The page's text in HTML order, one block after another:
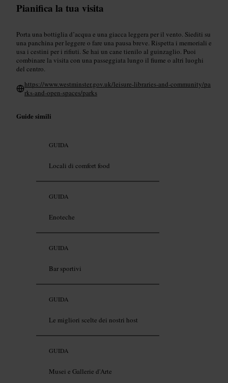
Pianifica la tua visita
Porta una bottiglia d’acqua e una giacca leggera per il vento. Siediti su
una panchina per leggere o fare una pausa breve. Rispetta i memoriali e
usa i cestini per i rifiuti. Se hai un cane tienilo al guinzaglio. Puoi
combinare la visita con una passeggiata lungo il fiume o altri luoghi
del centro.
https://www.westminster.gov.uk/leisure-libraries-and-community/pa
rks-and-open-spaces/parks
Guide simili
GUIDA
Locali di comfort food
GUIDA
Enoteche
GUIDA
Bar sportivi
GUIDA
Le migliori scelte dei nostri host
GUIDA
Musei e Gallerie d'Arte